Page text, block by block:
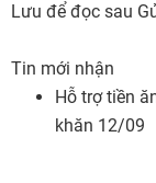
Lưu để đọc sau
Tin mới nhận
Hỗ trợ tiền
khăn 12/09